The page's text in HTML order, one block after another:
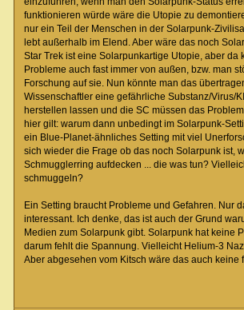
funktionieren würde wäre die Utopie zu
nur ein Teil der Menschen in der Solarpunk-
lebt außerhalb im Elend. Aber wäre das noch
Star Trek ist eine Solarpunkartige Utopie, aber da
Probleme auch fast immer von außen, bzw. man
Forschung auf sie. Nun könnte man das
Wissenschaftler eine gefährliche Substanz/Virus/
herstellen lassen und die SC müssen das
hier gilt: warum dann unbedingt im Solarpunk-
ein Blue-Planet-ähnliches Setting mit viel
sich wieder die Frage ob das noch Solarpunk ist,
Schmugglerring aufdecken ... die was tun?
schmuggeln?
Ein Setting braucht Probleme und Gefahren. Nur
interessant. Ich denke, das ist auch der Grund
Medien zum Solarpunk gibt. Solarpunk hat keine
darum fehlt die Spannung. Vielleicht Helium-3
Aber abgesehen vom Kitsch wäre das auch keine